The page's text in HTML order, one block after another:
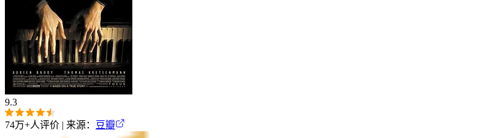
9.3
74万+人评价 | 来源： 豆瓣